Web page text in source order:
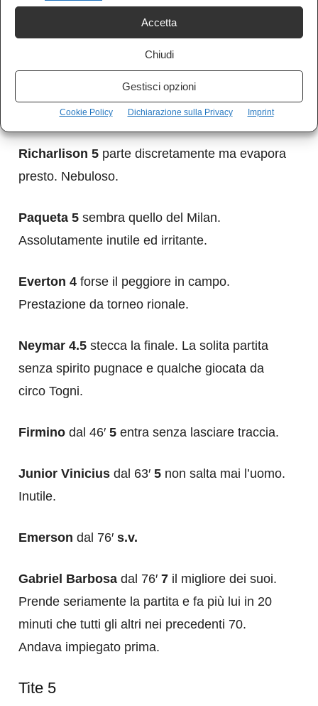
Accetta
Chiudi
Gestisci opzioni
Cookie Policy Dichiarazione sulla Privacy Imprint
del giocatore di Madrid non c’è
prende subito un giallo e la sua partita
finisce qui.
Richarlison 5 parte discretamente ma evapora
presto. Nebuloso.
Paqueta 5 sembra quello del Milan.
Assolutamente inutile ed irritante.
Everton 4 forse il peggiore in campo.
Prestazione da torneo rionale.
Neymar 4.5 stecca la finale. La solita partita
senza spirito pugnace e qualche giocata da
circo Togni.
Firmino dal 46′ 5 entra senza lasciare traccia.
Junior Vinicius dal 63′ 5 non salta mai l’uomo.
Inutile.
Emerson dal 76′ s.v.
Gabriel Barbosa dal 76′ 7 il migliore dei suoi.
Prende seriamente la partita e fa più lui in 20
minuti che tutti gli altri nei precedenti 70.
Andava impiegato prima.
Tite 5